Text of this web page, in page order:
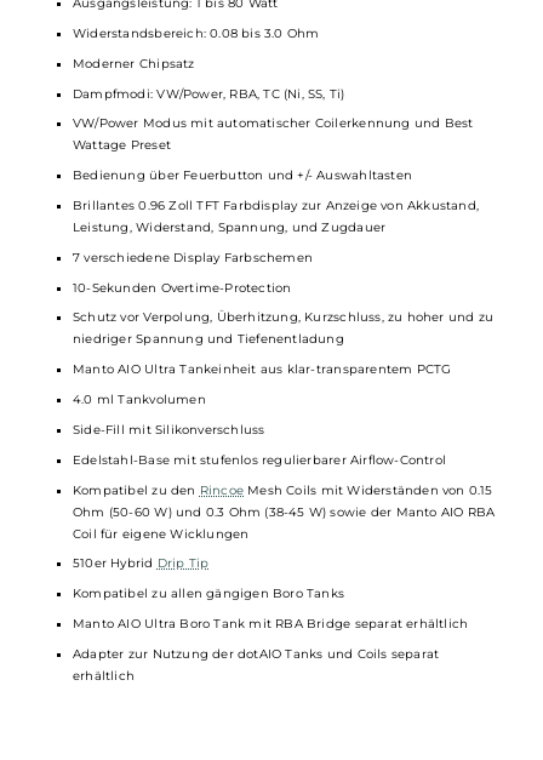
Kompakte und ergonomische Formgebung
Extrem leicht
Modernes Design mit stylischen Cut-Outs
Hochwertige Verarbeitung
Magnetisch fixierte Front- und Back-Cover aus Kunststoff
Cover austauschbar für einen individuellen Look
Schnelles USB Typ-C Laden mit bis zu 5V / 1A
Ausgangsleistung: 1 bis 80 Watt
Widerstandsbereich: 0.08 bis 3.0 Ohm
Moderner Chipsatz
Dampfmodi: VW/Power, RBA, TC (Ni, SS, Ti)
VW/Power Modus mit automatischer Coilerkennung und Best
Wattage Preset
Bedienung über Feuerbutton und +/- Auswahltasten
Brillantes 0.96 Zoll TFT Farbdisplay zur Anzeige von Akkustand,
Leistung, Widerstand, Spannung, und Zugdauer
7 verschiedene Display Farbschemen
10-Sekunden Overtime-Protection